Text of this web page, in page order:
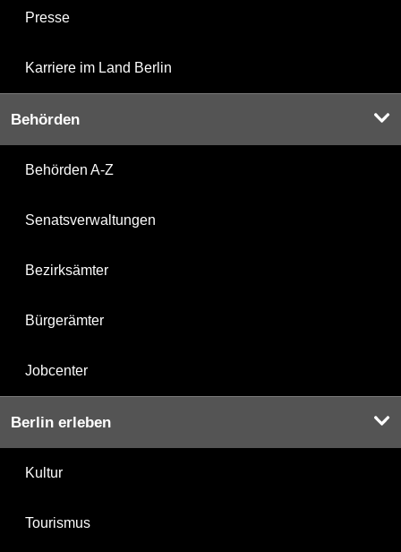
Presse
Karriere im Land Berlin
Behörden
Behörden A-Z
Senatsverwaltungen
Bezirksämter
Bürgerämter
Jobcenter
Berlin erleben
Kultur
Tourismus